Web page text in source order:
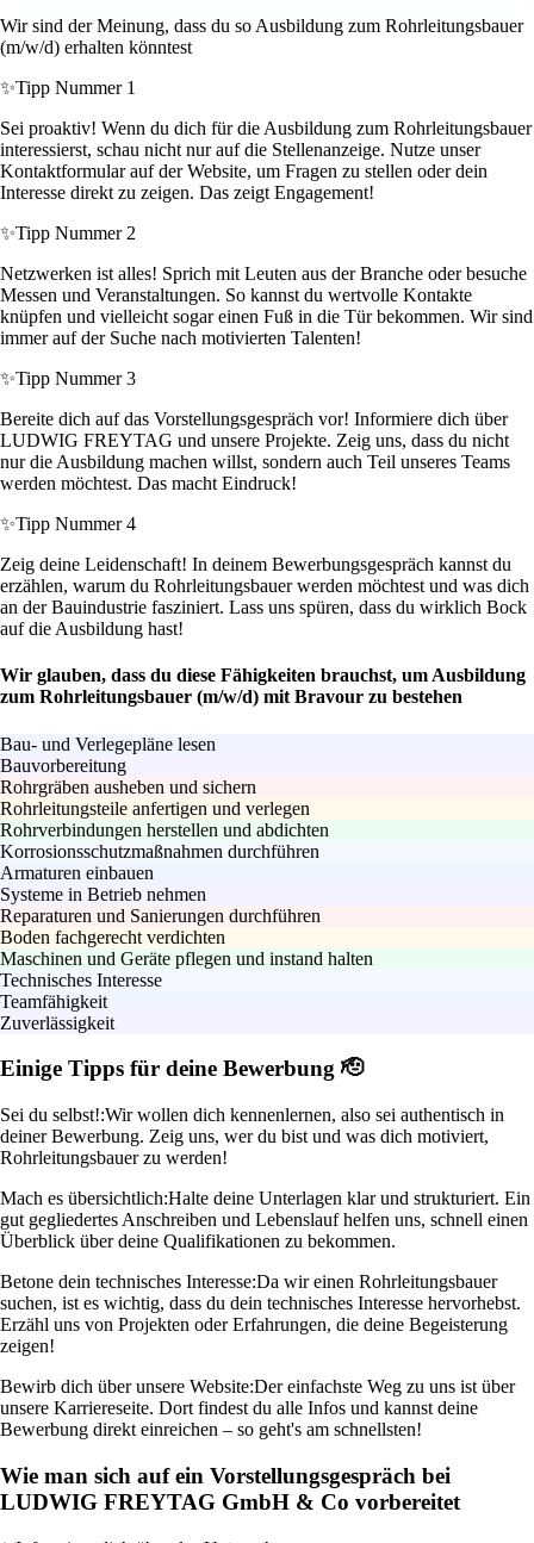
Wir sind der Meinung, dass du so Ausbildung zum Rohrleitungsbauer
(m/w/d) erhalten könntest
✨Tipp Nummer 1
Sei proaktiv! Wenn du dich für die Ausbildung zum Rohrleitungsbauer
interessierst, schau nicht nur auf die Stellenanzeige. Nutze unser
Kontaktformular auf der Website, um Fragen zu stellen oder dein
Interesse direkt zu zeigen. Das zeigt Engagement!
✨Tipp Nummer 2
Netzwerken ist alles! Sprich mit Leuten aus der Branche oder besuche
Messen und Veranstaltungen. So kannst du wertvolle Kontakte
knüpfen und vielleicht sogar einen Fuß in die Tür bekommen. Wir sind
immer auf der Suche nach motivierten Talenten!
✨Tipp Nummer 3
Bereite dich auf das Vorstellungsgespräch vor! Informiere dich über
LUDWIG FREYTAG und unsere Projekte. Zeig uns, dass du nicht
nur die Ausbildung machen willst, sondern auch Teil unseres Teams
werden möchtest. Das macht Eindruck!
✨Tipp Nummer 4
Zeig deine Leidenschaft! In deinem Bewerbungsgespräch kannst du
erzählen, warum du Rohrleitungsbauer werden möchtest und was dich
an der Bauindustrie fasziniert. Lass uns spüren, dass du wirklich Bock
auf die Ausbildung hast!
Wir glauben, dass du diese Fähigkeiten brauchst, um Ausbildung
zum Rohrleitungsbauer (m/w/d) mit Bravour zu bestehen
Bau- und Verlegepläne lesen
Bauvorbereitung
Rohrgräben ausheben und sichern
Rohrleitungsteile anfertigen und verlegen
Rohrverbindungen herstellen und abdichten
Korrosionsschutzmaßnahmen durchführen
Armaturen einbauen
Systeme in Betrieb nehmen
Reparaturen und Sanierungen durchführen
Boden fachgerecht verdichten
Maschinen und Geräte pflegen und instand halten
Technisches Interesse
Teamfähigkeit
Zuverlässigkeit
Einige Tipps für deine Bewerbung 🫡
Sei du selbst!:Wir wollen dich kennenlernen, also sei authentisch in
deiner Bewerbung. Zeig uns, wer du bist und was dich motiviert,
Rohrleitungsbauer zu werden!
Mach es übersichtlich:Halte deine Unterlagen klar und strukturiert. Ein
gut gegliedertes Anschreiben und Lebenslauf helfen uns, schnell einen
Überblick über deine Qualifikationen zu bekommen.
Betone dein technisches Interesse:Da wir einen Rohrleitungsbauer
suchen, ist es wichtig, dass du dein technisches Interesse hervorhebst.
Erzähl uns von Projekten oder Erfahrungen, die deine Begeisterung
zeigen!
Bewirb dich über unsere Website:Der einfachste Weg zu uns ist über
unsere Karriereseite. Dort findest du alle Infos und kannst deine
Bewerbung direkt einreichen – so geht's am schnellsten!
Wie man sich auf ein Vorstellungsgespräch bei
LUDWIG FREYTAG GmbH & Co vorbereitet